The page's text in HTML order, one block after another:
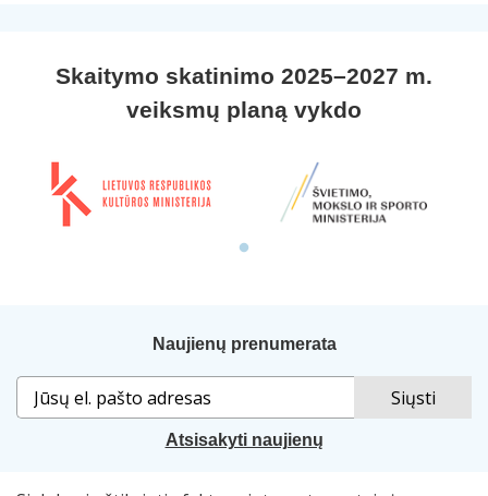
Skaitymo skatinimo 2025–2027 m.
veiksmų planą vykdo
Naujienų prenumerata
Atsisakyti naujienų